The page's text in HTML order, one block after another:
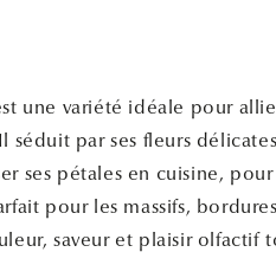
une variété idéale pour
séduit par ses fleurs
ses pétales en cuisine, pour
pour les massifs,
saveur et plaisir olfactif